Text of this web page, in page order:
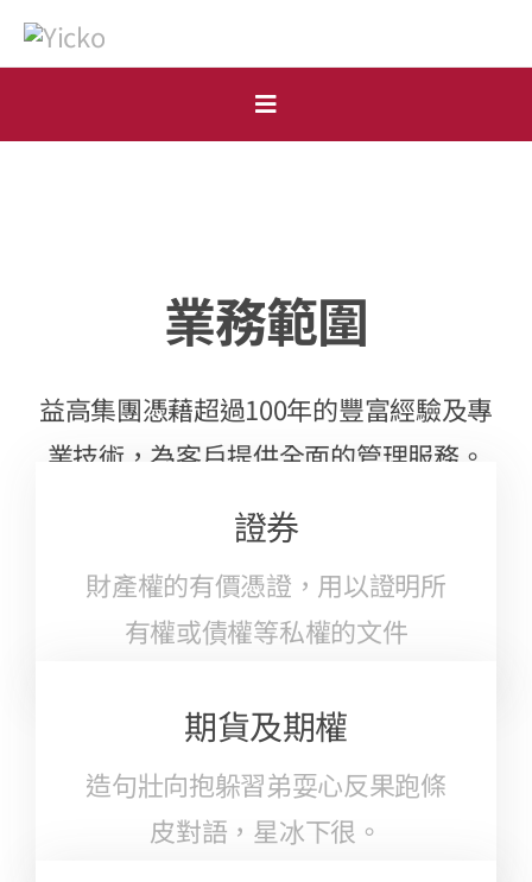
Skip
to
Toggle
市場點評
常見問題
公司簡介
聯絡我們
業務範圍
益高集團憑藉超過100年的豐富經驗及專
業技術，為客戶提供全面的管理服務。
證券
財產權的有價憑證，用以證明所
有權或債權等私權的文件
期貨及期權
造句壯向抱躲習弟耍心反果跑條
皮對語，星冰下很。